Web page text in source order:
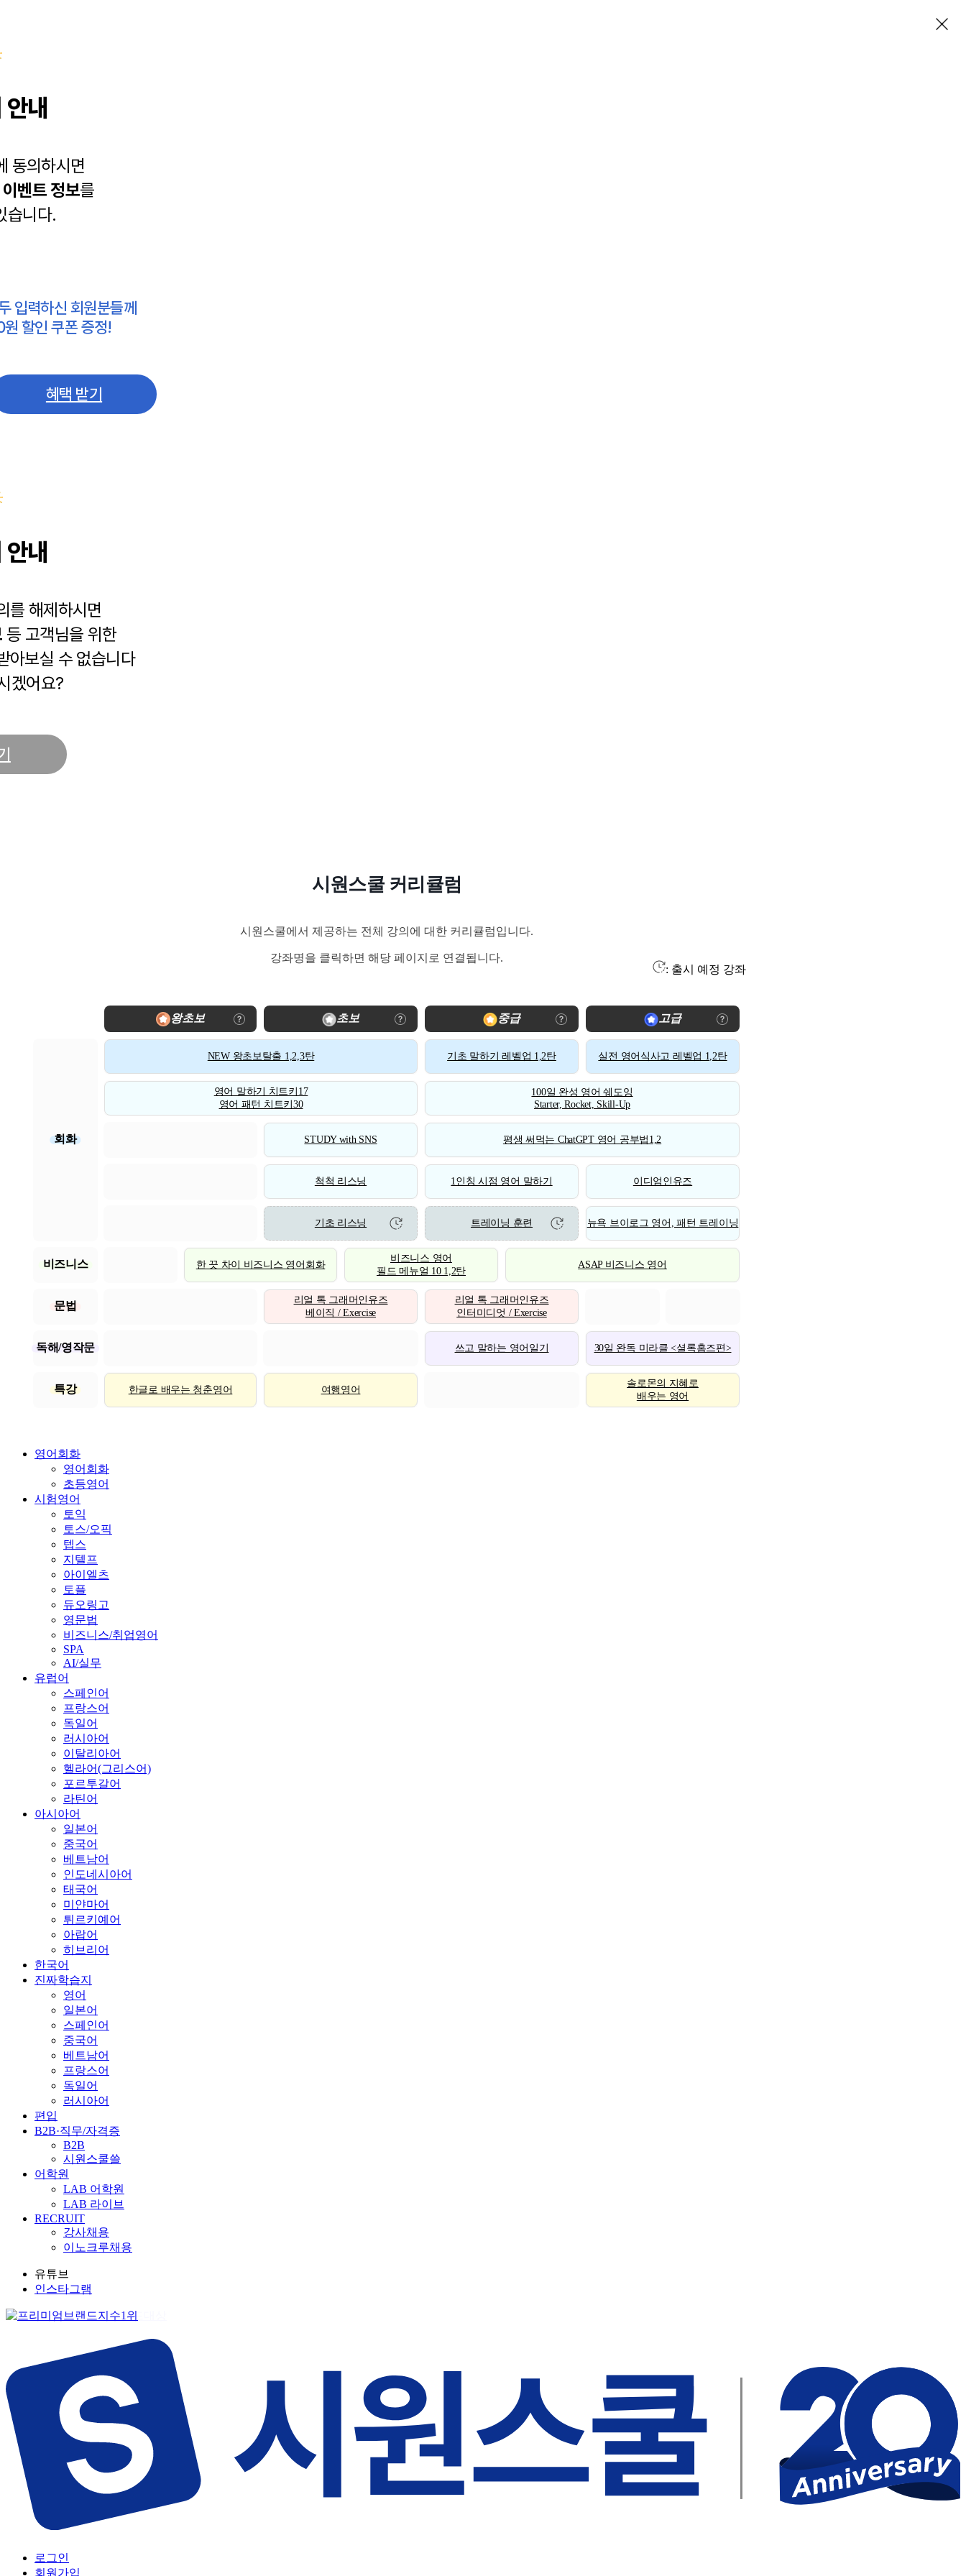
내
동의하시면
이벤트 정보를
습니다.
입력하신 회원분들께
할인 쿠폰 증정!
혜택 받기
내
를 해제하시면
등 고객님을 위한
아보실 수 없습니다
겠어요?
시원스쿨 커리큘럼
시원스쿨에서 제공하는 전체 강의에 대한 커리큘럼입니다.
강좌명을 클릭하면 해당 페이지로 연결됩니다.
: 출시 예정 강좌
왕초보 초보 중급 고급
회화
NEW 왕초보탈출 1,2,3탄 기초 말하기 레벨업 1,2탄 실전 영어식사고 레벨업 1,2탄
영어 말하기 치트키17
영어 패턴 치트키30
100일 완성 영어 쉐도잉
Starter, Rocket, Skill-Up
STUDY with SNS 평생 써먹는 ChatGPT 영어 공부법1,2
척척 리스닝 1인칭 시점 영어 말하기 이디엄인유즈
기초 리스닝 트레이닝 훈련 뉴욕 브이로그 영어, 패턴 트레이닝
비즈니스 한 끗 차이 비즈니스 영어회화
비즈니스 영어
필드 메뉴얼 10 1,2탄
ASAP 비즈니스 영어
문법
리얼 톡 그래머인유즈
베이직 / Exercise
리얼 톡 그래머인유즈
인터미디엇 / Exercise
독해/영작문 쓰고 말하는 영어일기 30일 완독 미라클 <셜록홈즈편>
특강 한글로 배우는 청춘영어 여행영어
솔로몬의 지혜로
배우는 영어
영어회화
영어회화
초등영어
시험영어
토익
토스/오픽
텝스
지텔프
아이엘츠
토플
듀오링고
영문법
비즈니스/취업영어
SPA
AI/실무
유럽어
스페인어
프랑스어
독일어
러시아어
이탈리아어
헬라어(그리스어)
포르투갈어
라틴어
아시아어
일본어
중국어
베트남어
인도네시아어
태국어
미얀마어
튀르키예어
아랍어
히브리어
한국어
진짜학습지
영어
일본어
스페인어
중국어
베트남어
프랑스어
독일어
러시아어
편입
B2B·직무/자격증
B2B
시원스쿨쓸
어학원
LAB 어학원
LAB 라이브
RECRUIT
강사채용
이노크루채용
유튜브
인스타그램
로그인
회원가입